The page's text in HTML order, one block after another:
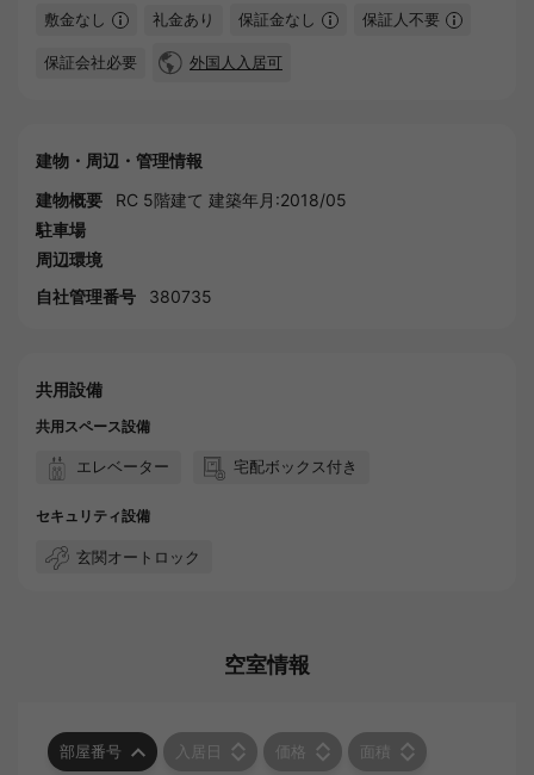
敷金なし 礼金あり 保証金なし 保証人不要
保証会社必要 外国人入居可
建物・周辺・管理情報
建物概要
RC 5階建て 建築年月:2018/05
駐車場
周辺環境
自社管理番号
380735
共用設備
共用スペース設備
エレベーター 宅配ボックス付き
セキュリティ設備
玄関オートロック
空室情報
部屋番号 入居日 価格 面積